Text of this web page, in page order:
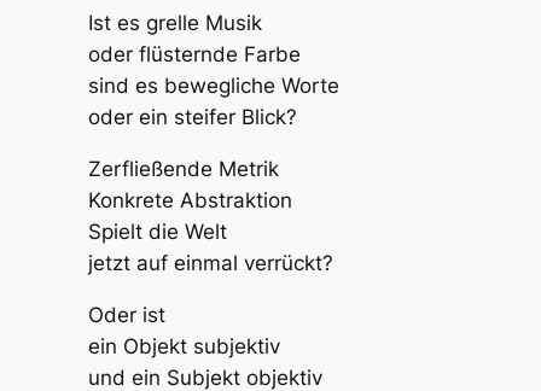
Ist es grelle Musik
oder flüsternde Farbe
sind es bewegliche Worte
oder ein steifer Blick?
Zerfließende Metrik
Konkrete Abstraktion
Spielt die Welt
jetzt auf einmal verrückt?
Oder ist
ein Objekt subjektiv
und ein Subjekt objektiv